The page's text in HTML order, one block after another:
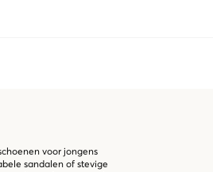
voor jongens
sandalen of stevige